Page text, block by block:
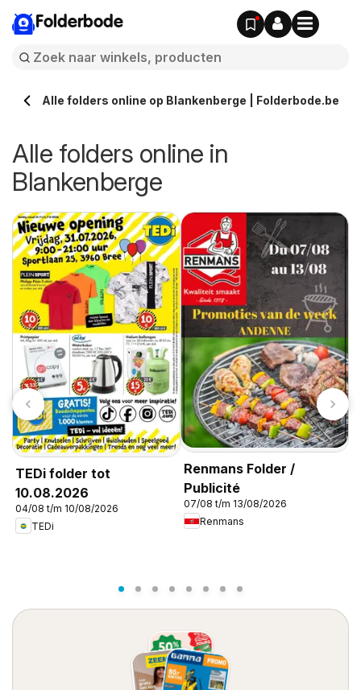
Folderbode
Alle folders online op Blankenberge | Folderbode.be
Alle folders online in
Blankenberge
TEDi folder tot
10.08.2026
04/08 t/m 10/08/2026
TEDi
Renmans Folder /
Publicité
07/08 t/m 13/08/2026
Renmans